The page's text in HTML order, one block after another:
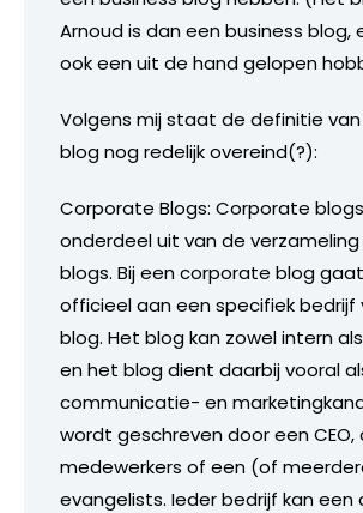
Arnoud is dan een business blog,
ook een uit de hand gelopen
Volgens mij staat de definitie
blog nog redelijk overeind(?):
Corporate Blogs: Corporate
onderdeel uit van de verzameling
blogs. Bij een corporate blog
officieel aan een specifiek bedrijf
blog. Het blog kan zowel intern
en het blog dient daarbij vooral
communicatie- en
wordt geschreven door een CEO,
medewerkers of een (of
evangelists. Ieder bedrijf kan